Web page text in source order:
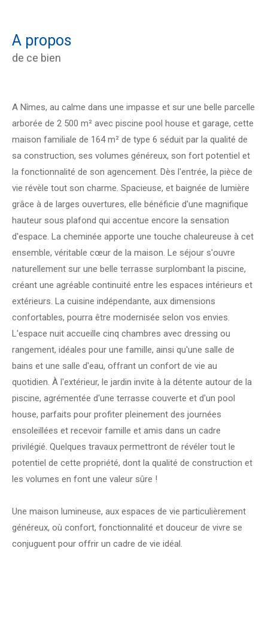
a propos
de ce bien
A Nîmes, au calme dans une impasse et sur une belle parcelle
arborée de 2 500 m² avec piscine pool house et garage, cette
maison familiale de 164 m² de type 6 séduit par la qualité de
sa construction, ses volumes généreux, son fort potentiel et
la fonctionnalité de son agencement. Dès l'entrée, la pièce de
vie révèle tout son charme. Spacieuse, et baignée de lumière
grâce à de larges ouvertures, elle bénéficie d'une magnifique
hauteur sous plafond qui accentue encore la sensation
d'espace. La cheminée apporte une touche chaleureuse à cet
ensemble, véritable cœur de la maison. Le séjour s'ouvre
naturellement sur une belle terrasse surplombant la piscine,
créant une agréable continuité entre les espaces intérieurs et
extérieurs. La cuisine indépendante, aux dimensions
confortables, pourra être modernisée selon vos envies.
L'espace nuit accueille cinq chambres avec dressing ou
rangement, idéales pour une famille, ainsi qu'une salle de
bains et une salle d'eau, offrant un confort de vie au
quotidien. À l'extérieur, le jardin invite à la détente autour de la
piscine, agrémentée d'une terrasse couverte et d'un pool
house, parfaits pour profiter pleinement des journées
ensoleillées et recevoir famille et amis dans un cadre
privilégié. Quelques travaux permettront de révéler tout le
potentiel de cette propriété, dont la qualité de construction et
les volumes en font une valeur sûre !
Une maison lumineuse, aux espaces de vie particulièrement
généreux, où confort, fonctionnalité et douceur de vivre se
conjuguent pour offrir un cadre de vie idéal.